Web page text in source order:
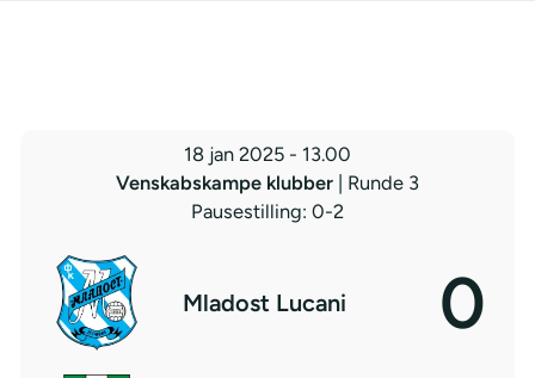
18 jan 2025 - 13.00
Venskabskampe klubber
| Runde 3
Pausestilling: 0-2
Mladost Lucani 0